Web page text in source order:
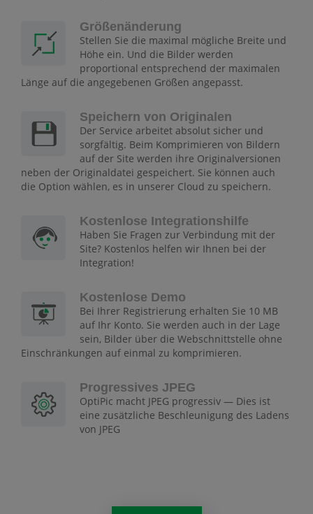
Größenänderung
Stellen Sie die maximal mögliche Breite und
Höhe ein. Und die Bilder werden
proportional entsprechend der maximalen
Länge auf die angegebenen Größen angepasst.
Speichern von Originalen
Der Service arbeitet absolut sicher und
sorgfältig. Beim Komprimieren von Bildern
auf der Site werden ihre Originalversionen
neben der Originaldatei gespeichert. Sie können auch
die Option wählen, es in unserer Cloud zu speichern.
Kostenlose Integrationshilfe
Haben Sie Fragen zur Verbindung mit der
Site? Kostenlos helfen wir Ihnen bei der
Integration!
Kostenlose Demo
Bei Ihrer Registrierung erhalten Sie 10 MB
auf Ihr Konto. Sie werden auch in der Lage
sein, Bilder über die Webschnittstelle ohne
Einschränkungen auf einmal zu komprimieren.
Progressives JPEG
OptiPic macht JPEG progressiv — Dies ist
eine zusätzliche Beschleunigung des Ladens
von JPEG